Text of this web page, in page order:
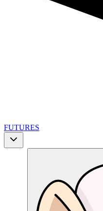
FUTURES